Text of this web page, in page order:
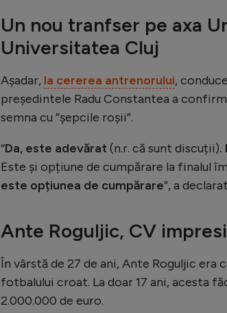
Un nou tranfser pe axa
Universitatea Cluj
Așadar, la cererea antrenorului,
președintele Radu Constantea a
semna cu ”șepcile roșii”.
“Da, este adevărat (n.r. că sunt discuții).
Este și opțiune de cumpărare la finalul
este opțiunea de cumpărare”, a
Ante Roguljic, CV
În vârstă de 27 de ani, Ante Roguljic
fotbalului croat. La doar 17 ani, acesta
2.000.000 de euro.